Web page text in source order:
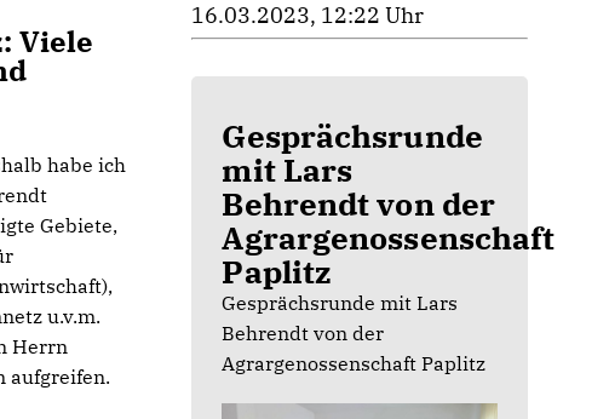
Viele
habe ich
Gebiete,
u.v.m.
Herrn
aufgreifen.
16.03.2023, 12:22 Uhr
Gesprächsrunde
mit Lars
Behrendt von der
Agrargenossenschaft
Paplitz
Gesprächsrunde mit Lars
Behrendt von der
Agrargenossenschaft Paplitz